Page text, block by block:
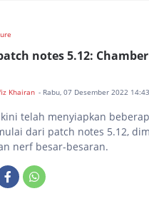
notes 5.12:
Khairan - Rabu, 07 Desember 2022 14:43
kini telah menyiapkan
dari patch notes 5.12,
nerf besar-besaran.